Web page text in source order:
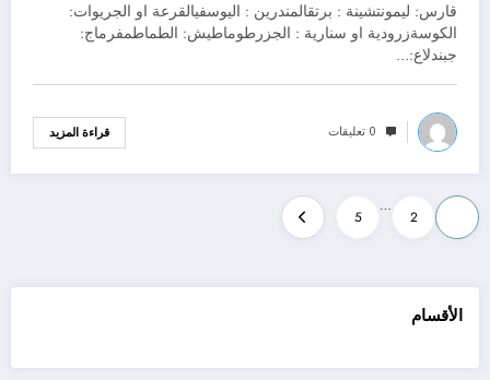
قارس: ليمونتشينة : برتقالمندرين : اليوسفيالقرعة او الجريوات:
الكوسةزرودية او سنارية : الجزرطوماطيش: الطماطمفرماج:
جبندلاع:…
0 تعليقات قراءة المزيد
Posts
pagination
2
…
5
الأقسام